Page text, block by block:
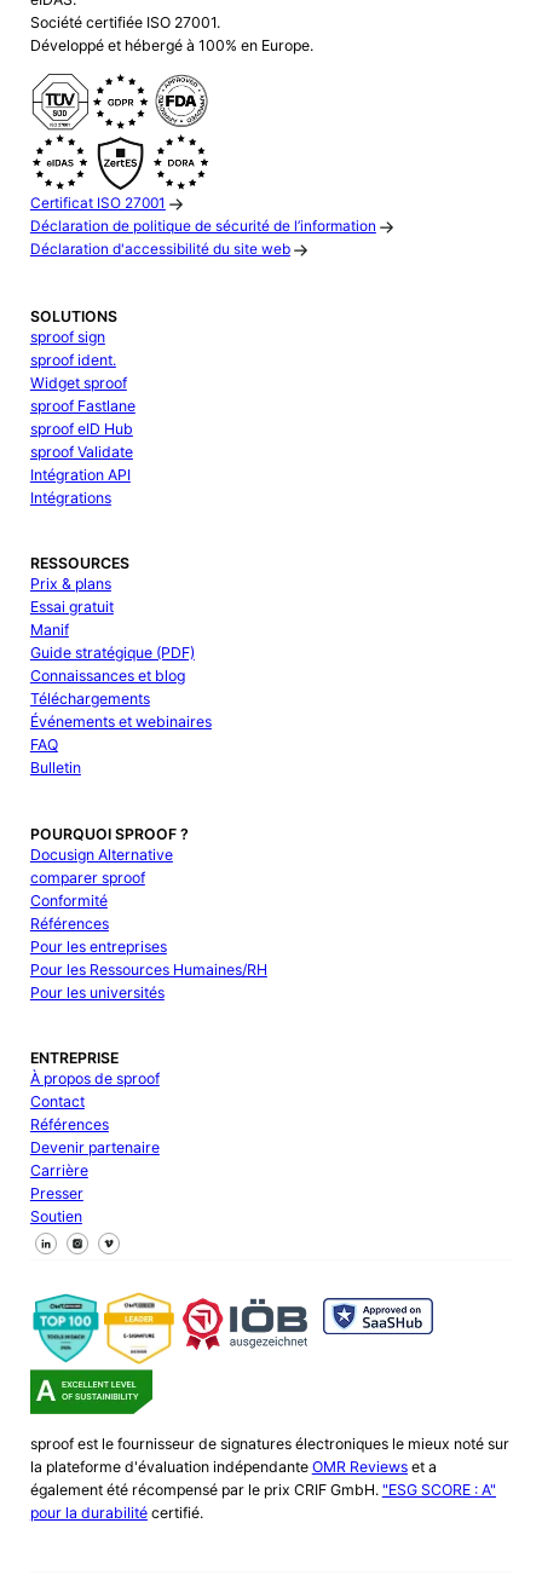
Société certifiée ISO 27001.
Développé et hébergé à 100% en Europe.
Certificat ISO 27001
Déclaration de politique de sécurité de l’information
Déclaration d'accessibilité du site web
SOLUTIONS
sproof sign
sproof ident.
Widget sproof
sproof Fastlane
sproof eID Hub
sproof Validate
Intégration API
Intégrations
RESSOURCES
Prix & plans
Essai gratuit
Manif
Guide stratégique (PDF)
Connaissances et blog
Téléchargements
Événements et webinaires
FAQ
Bulletin
POURQUOI SPROOF ?
Docusign Alternative
comparer sproof
Conformité
Références
Pour les entreprises
Pour les Ressources Humaines/RH
Pour les universités
ENTREPRISE
À propos de sproof
Contact
Références
Devenir partenaire
Carrière
Presser
Soutien
Suivez-nous sur Facebook
Suivez-nous sur X
Suivez-nous sur LinkedIn
sproof est le fournisseur de signatures électroniques le mieux noté sur
la plateforme d'évaluation indépendante OMR Reviewset a
également été récompensé par le prix CRIF GmbH. "ESG SCORE : A"
pour la durabilitécertifié.